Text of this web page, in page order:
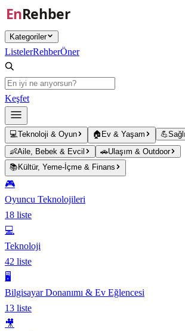
Ana içeriğe atla
Kategoriler
ListelerRehberÖner
Keşfet
💻Teknoloji & Oyun 🏠 Ev & Yaşam 💪
👶Aile, Bebek & Evcil 🚗Ulaşım & Outdoor
📚 Kültür, Yeme-İçme & Finans
🎮
Oyuncu Teknolojileri
18 liste
💻
Teknoloji
42 liste
🖥️
Bilgisayar Donanımı & Ev Eğlencesi
13 liste
🎥